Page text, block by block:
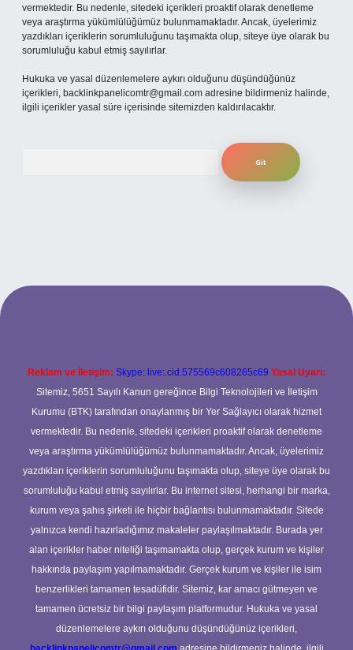
vermektedir. Bu nedenle, sitedeki içerikleri proaktif olarak denetleme
veya araştırma yükümlülüğümüz bulunmamaktadır. Ancak, üyelerimiz
yazdıkları içeriklerin sorumluluğunu taşımakta olup, siteye üye olarak bu
sorumluluğu kabul etmiş sayılırlar.
Hukuka ve yasal düzenlemelere aykırı olduğunu düşündüğünüz
içerikleri, backlinkpanelicomtr@gmail.com adresine bildirmeniz halinde,
ilgili içerikler yasal süre içerisinde sitemizden kaldırılacaktır.
Reklam ve İletişim: Skype: live:.cid.575569c608265c69 Yasal Uyarı:
Sitemiz, 5651 Sayılı Kanun gereğince Bilgi Teknolojileri ve İletişim
Kurumu (BTK) tarafından onaylanmış bir Yer Sağlayıcı olarak hizmet
vermektedir. Bu nedenle, sitedeki içerikleri proaktif olarak denetleme
veya araştırma yükümlülüğümüz bulunmamaktadır. Ancak, üyelerimiz
yazdıkları içeriklerin sorumluluğunu taşımakta olup, siteye üye olarak bu
sorumluluğu kabul etmiş sayılırlar. Bu internet sitesi, herhangi bir marka,
kurum veya şahıs şirketi ile hiçbir bağlantısı bulunmamaktadır. Sitede
yalnızca kendi hazırladığımız makaleler paylaşılmaktadır. Burada yer
alan içerikler haber niteliği taşımamakta olup, gerçek kurum ve kişiler
hakkında paylaşım yapılmamaktadır. Gerçek kurum ve kişiler ile isim
benzerlikleri tamamen tesadüfidir. Sitemiz, kar amacı gütmeyen ve
tamamen ücretsiz bir bilgi paylaşım platformudur. Hukuka ve yasal
düzenlemelere aykırı olduğunu düşündüğünüz içerikleri,